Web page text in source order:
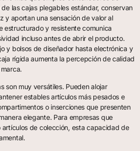
las cajas plegables estándar, conservan
y aportan una sensación de valor al
estructurado y resistente comunica
incluso antes de abrir el producto.
y bolsos de diseñador hasta electrónica y
rígida aumenta la percepción de calidad
son muy versátiles. Pueden alojar
estables artículos más pesados e
o inserciones que presenten
elegante. Para empresas que
de colección, esta capacidad de